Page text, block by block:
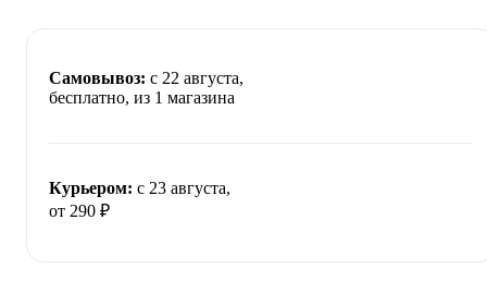
Самовывоз: c 22 августа,
бесплатно, из 1 магазина
Курьером: c 23 августа,
от 290 ₽